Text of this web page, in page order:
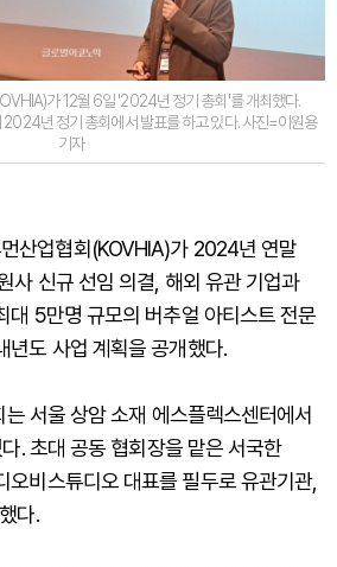
가 12월 6일 '2024년 정기 총회'를 개최했다.
년 정기 총회에서 발표를 하고 있다. 사진=이원용
기자
산업협회(KOVHIA)가 2024년 연말
사 신규 선임 의결, 해외 유관 기업과
대 5만명 규모의 버추얼 아티스트 전문
년도 사업 계획을 공개했다.
서울 상암 소재 에스플렉스센터에서
. 초대 공동 협회장을 맡은 서국한
오비스튜디오 대표를 필두로 유관기관,
다.